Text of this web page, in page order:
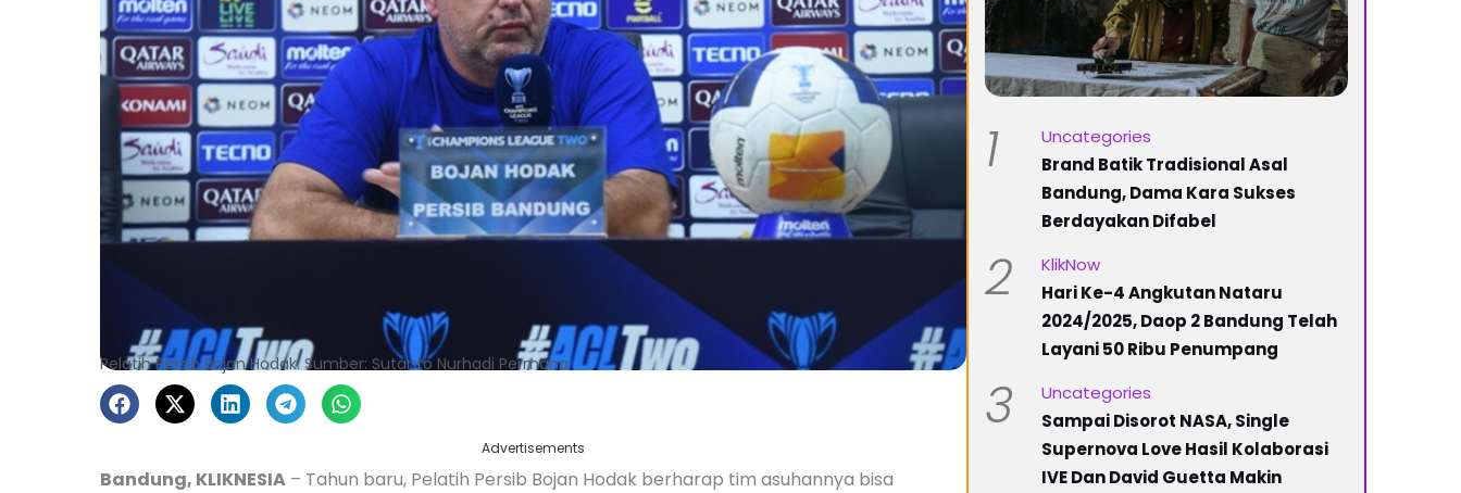
Pelatih Persib Bojan Hodak. Sumber: Sutanto Nurhadi Permana
Advertisements
Bandung, KLIKNESIA – Tahun baru, Pelatih Persib Bojan Hodak berharap tim asuhannya bisa
1
Uncategories
Brand Batik Tradisional Asal
Bandung, Dama Kara Sukses
Berdayakan Difabel
2
KlikNow
Hari Ke-4 Angkutan Nataru
2024/2025, Daop 2 Bandung Telah
Layani 50 Ribu Penumpang
3
Uncategories
Sampai Disorot NASA, Single
Supernova Love Hasil Kolaborasi
IVE Dan David Guetta Makin